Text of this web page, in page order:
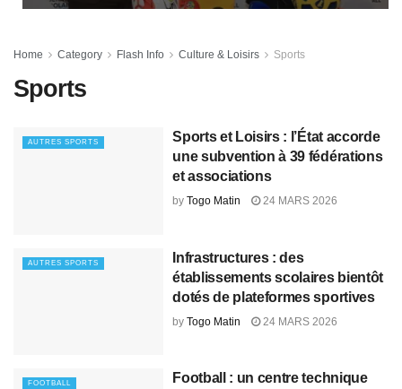
Home Category Flash Info Culture & Loisirs Sports
Sports
AUTRES SPORTS
Sports et Loisirs : l’État accorde
une subvention à 39 fédérations
et associations
by Togo Matin 24 MARS 2026
AUTRES SPORTS
Infrastructures : des
établissements scolaires bientôt
dotés de plateformes sportives
by Togo Matin 24 MARS 2026
FOOTBALL
Football : un centre technique